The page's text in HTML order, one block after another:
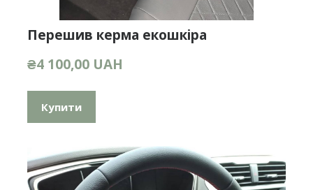
Перешив керма екошкіра
₴4 100,00 UAH
Купити